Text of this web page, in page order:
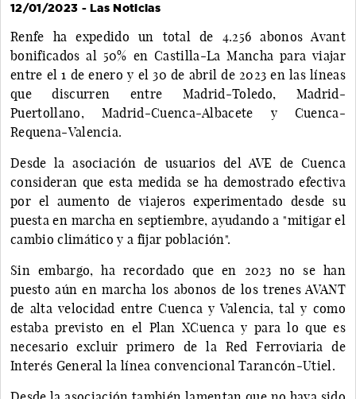
12/01/2023 - Las Noticias
Renfe ha expedido un total de 4.256 abonos Avant
bonificados al 50% en Castilla-La Mancha para viajar
entre el 1 de enero y el 30 de abril de 2023 en las líneas
que discurren entre Madrid-Toledo, Madrid-
Puertollano, Madrid-Cuenca-Albacete y Cuenca-
Requena-Valencia.
Desde la asociación de usuarios del AVE de Cuenca
consideran que esta medida se ha demostrado efectiva
por el aumento de viajeros experimentado desde su
puesta en marcha en septiembre, ayudando a "mitigar el
cambio climático y a fijar población".
Sin embargo, ha recordado que en 2023 no se han
puesto aún en marcha los abonos de los trenes AVANT
de alta velocidad entre Cuenca y Valencia, tal y como
estaba previsto en el Plan XCuenca y para lo que es
necesario excluir primero de la Red Ferroviaria de
Interés General la línea convencional Tarancón-Utiel.